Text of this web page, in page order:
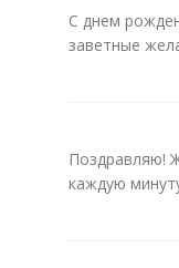
С днем
заветные
Поздравляю!
каждую